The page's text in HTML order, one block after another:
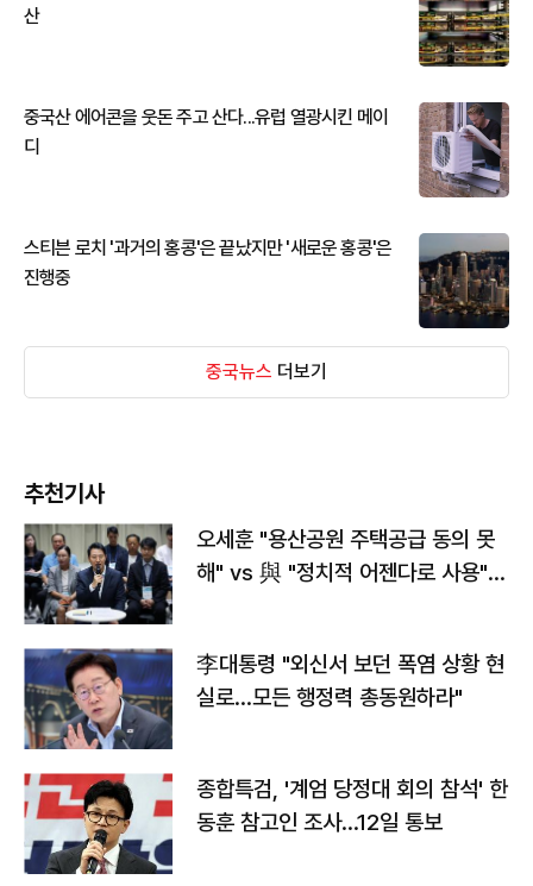
산
중국산 에어콘을 웃돈 주고 산다...유럽 열광시킨 메이
디
스티븐 로치 '과거의 홍콩'은 끝났지만 '새로운 홍콩'은
진행중
중국뉴스 더보기
추천기사
오세훈 "용산공원 주택공급 동의 못
해" vs 與 "정치적 어젠다로 사용"
李대통령 "외신서 보던 폭염 상황 현
실로…모든 행정력 총동원하라"
종합특검, '계엄 당정대 회의 참석' 한
동훈 참고인 조사...12일 통보